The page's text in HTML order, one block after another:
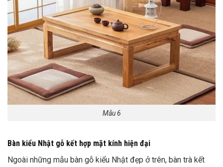
Mẫu 6
Bàn kiểu Nhật gỗ kết hợp mặt kính hiện đại
Ngoài những mẫu bàn gỗ kiểu Nhật đẹp ở trên, bàn trà kết